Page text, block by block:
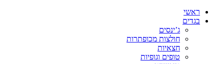
ראשי
בגדים
ג’ינסים
חולצות מכופתרות
חצאיות
טופים וגופיות